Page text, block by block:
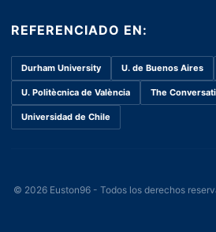
REFERENCIADO EN:
Durham University U. de Buenos Aires
U. Politècnica de València The
Universidad de Chile
© 2026 Euston96 - Todos los derechos